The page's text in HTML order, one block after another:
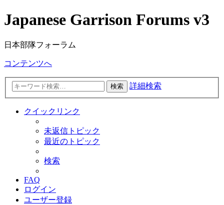
Japanese Garrison Forums v3
日本部隊フォーラム
コンテンツへ
検索 詳細検索
クイックリンク
未返信トピック
最近のトピック
検索
FAQ
ログイン
ユーザー登録